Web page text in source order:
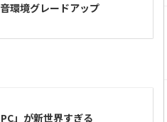
環境グレードアップ
」が新世界すぎる